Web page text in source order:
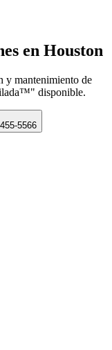
en Houston
y mantenimiento de
disponible.
5566